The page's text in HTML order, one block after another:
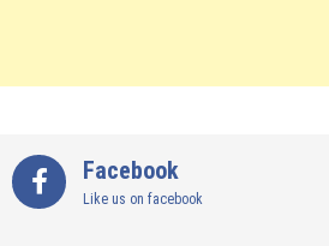
Facebook
Like us on facebook